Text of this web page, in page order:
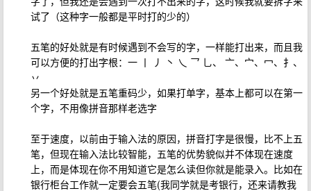
试了（这种字一般都是平时打的少的）
五笔的好处就是有时候遇到不会写的字，一样能打出来，而且我
可以方便的打出字根：一 丨 丿 丶 乀 乛 乚、 亠、宀、冖、扌、
丷
另一个好处就是五笔重码少，如果打单字，基本上都可以在第一
个字，不用像拼音那样老选字
至于速度，以前由于输入法的原因，拼音打字是很慢，比不上五
笔，但现在输入法比较智能，五笔的优势貌似并不体现在速度
上，而是体现在你不用知道它是怎么读但你就是能录入。比如在
银行柜台工作就一定要会五笔(我同学就是考银行，还来请教我